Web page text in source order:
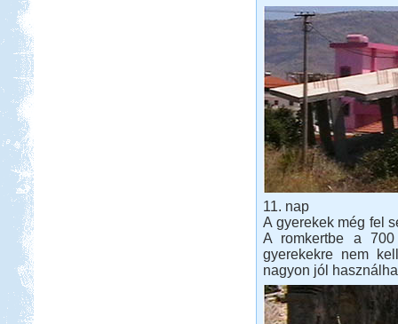
11. nap
A gyerekek még fel
A romkertbe a
gyerekekre nem
nagyon jól